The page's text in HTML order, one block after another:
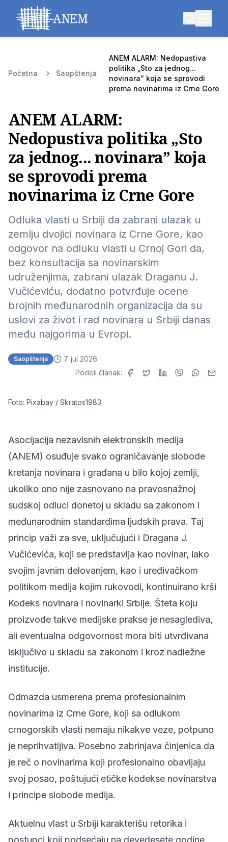
Početna Saopštenja
ANEM ALARM: Nedopustiva
politika „Sto za jednog...
novinara” koja se sprovodi
prema novinarima iz Crne Gore
ANEM ALARM:
Nedopustiva politika „Sto
za jednog... novinara” koja
se sprovodi prema
novinarima iz Crne Gore
Odluka vlasti u Srbiji da zabrani ulazak u
zemlju dvojici novinara iz Crne Gore, kao
odgovor na odluku vlasti u Crnoj Gori da,
bez konsultacija sa novinarskim
udruženjima, zabrani ulazak Draganu J.
Vučićeviću, dodatno potvrđuje ocene
brojnih međunarodnih organizacija da su
uslovi za život i rad novinara u Srbiji danas
među najgorima u Evropi.
Saopštenja
7. jul 2026.
Podeli članak:
Foto: Pixabay / Skratos1983
Asocijacija nezavisnih elektronskih medija
(ANEM) osuđuje svako ograničavanje slobode
kretanja novinara i građana u bilo kojoj zemlji,
ukoliko ono nije zasnovano na pravosnažnoj
sudskoj odluci donetoj u skladu sa zakonom i
međunarodnim standardima ljudskih prava. Taj
princip važi za sve, uključujući i Dragana J.
Vučićevića, koji se predstavlja kao novinar, iako
svojim javnim delovanjem, kao i uređivačkom
politikom medija kojim rukovodi, kontinuirano krši
Kodeks novinara i novinarki Srbije. Šteta koju
proizvode takve medijske prakse je nesaglediva,
ali eventualna odgovornost mora biti utvrđivana
isključivo u skladu sa zakonom i kroz nadležne
institucije.
Odmazda usmerena prema profesionalnim
novinarima iz Crne Gore, koji sa odlukom
crnogorskih vlasti nemaju nikakve veze, potpuno
je neprihvatljiva. Posebno zabrinjava činjenica da
je reč o novinarima koji profesionalno obavljaju
svoj posao, poštujući etičke kodekse novinarstva
i principe slobode medija.
Aktuelnu vlast u Srbiji karakterišu retorika i
postupci koji podsećaju na devedesete godine